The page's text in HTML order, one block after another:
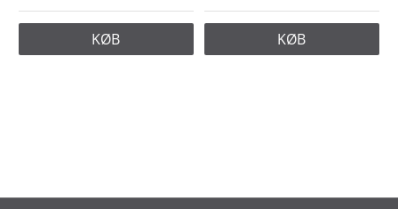
KØB KØB